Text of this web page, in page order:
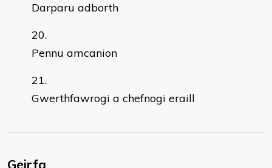
Darparu adborth
Pennu amcanion
Gwerthfawrogi a chefnogi eraill
Geirfa